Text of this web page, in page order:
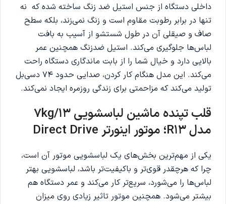
داخلی دستگاه از جنس استیل ضد زنگ ساخته شده که نه
تنها در برابر رطوبت مقاوم است و زنگ نمی‌زند، بلکه سطح
صاف و صیقلی آن در طول شستشو از آسیب به بافت
لباس‌ها جلوگیری می‌کند. استیل ضدزنگ همچنین عمر
بالایی دارد و خیال شما را از بابت ماندگاری دستگاه راحت
می‌کند. این مدل هنگام کار کردن، صدایی حدود ۷۴ دسی‌بل
تولید می‌کند که مزاحمتی برای زندگی روزمره ایجاد نمی‌کند.
قلب تپنده ماشین لباسشویی 7kg/13
مدل R13؛ موتور اینورتر Direct Drive
یکی از مهم‌ترین بخش‌های یک لباسشویی موتور آن است،
چرا که هرچقدر قوی‌تر و باکیفیت‌تر باشد، لباسشویی بهتر
لباس‌ها را می‌شورد، سریع‌تر کار می‌کند و عمر دستگاه هم
بیشتر می‌شود. همچنین موتور تاثیر زیادی روی میزان